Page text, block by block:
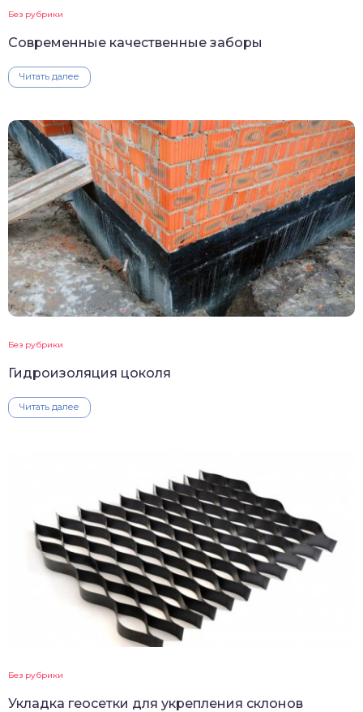
Без рубрики
Современные качественные заборы
Читать далее
Без рубрики
Гидроизоляция цоколя
Читать далее
Без рубрики
Укладка геосетки для укрепления склонов